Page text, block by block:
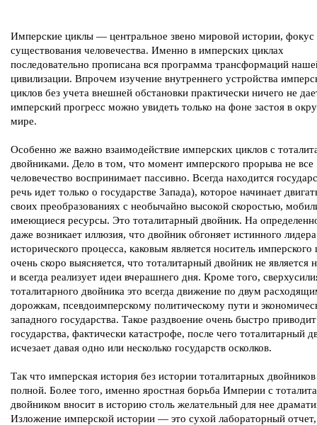
Имперские циклы — центральное звено мировой истории, фокус
существования человечества. Именно в имперских циклах
последовательно прописана вся программа трансформаций
цивилизации. Впрочем изучение внутреннего устройства
циклов без учета внешней обстановки практически ничего не
имперский прогресс можно увидеть только на фоне застоя в
мире.
Особенно же важно взаимодействие имперских циклов с
двойниками. Дело в том, что момент имперского прорыва не все
человечество воспринимает пассивно. Всегда находится
речь идет только о государстве Запада), которое начинает
своих преобразованиях с необычайно высокой скоростью,
имеющиеся ресурсы. Это тоталитарный двойник. На
даже возникает иллюзия, что двойник обгоняет истинного лидера
исторического процесса, каковым является носитель
очень скоро выясняется, что тоталитарный двойник не является
и всегда реализует идеи вчерашнего дня. Кроме того,
тоталитарного двойника это всегда движение по двум
дорожкам, псевдоимперскому политическому пути и
западного государства. Такое раздвоение очень быстро
государства, фактически катастрофе, после чего тоталитарный
исчезает давая одно или несколько государств осколков.
Так что имперская история без истории тоталитарных двойников
полной. Более того, именно яростная борьба Империи с
двойником вносит в историю столь желательный для нее
Изложение имперской истории — это сухой лабораторный